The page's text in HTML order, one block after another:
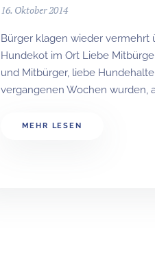
16. Oktober 2014
Bürger klagen wieder vermehrt
Hundekot im Ort Liebe
und Mitbürger, liebe
vergangenen Wochen wurden,
MEHR LESEN